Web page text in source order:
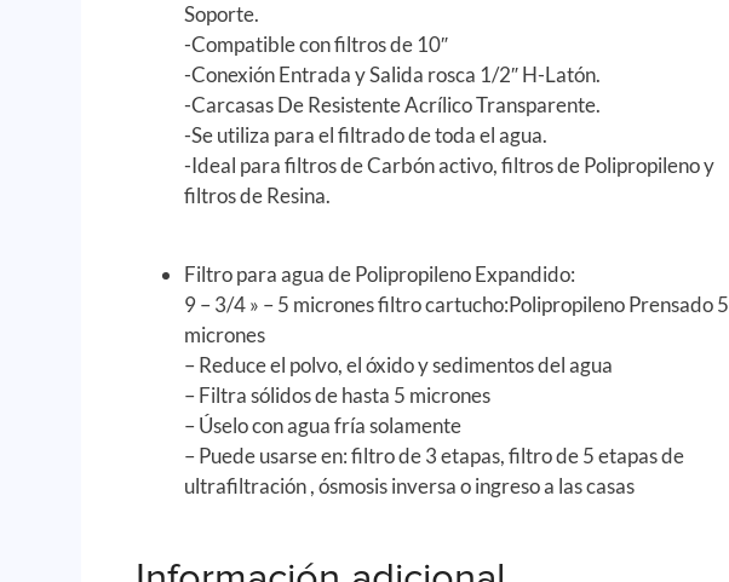
Soporte.
-Compatible con filtros de 10″
-Conexión Entrada y Salida rosca 1/2″ H-Latón.
-Carcasas De Resistente Acrílico Transparente.
-Se utiliza para el filtrado de toda el agua.
-Ideal para filtros de Carbón activo, filtros de Polipropileno y
filtros de Resina.
Filtro para agua de Polipropileno Expandido:
9 – 3/4 » – 5 micrones filtro cartucho:Polipropileno Prensado 5
micrones
– Reduce el polvo, el óxido y sedimentos del agua
– Filtra sólidos de hasta 5 micrones
– Úselo con agua fría solamente
– Puede usarse en: filtro de 3 etapas, filtro de 5 etapas de
ultrafiltración , ósmosis inversa o ingreso a las casas